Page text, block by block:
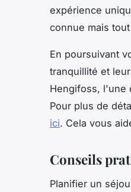
expérience
connue mais
En poursuivant
tranquillité et
Hengifoss, l'une
Pour plus de
ici. Cela vous
Conseils
Planifier un